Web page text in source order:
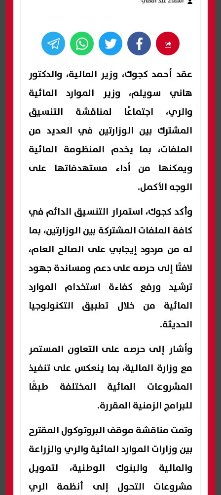
عقد أحمد كجوك، وزير المالية، والدكتور
هاني سويلم، وزير الموارد المائية
والري، اجتماعًا لمناقشة التنسيق
المشترك بين الوزارتين في العديد من
الملفات، بما يخدم المنظومة المائية
ويمكنها من أداء مستهدفاتها على
الوجه الأكمل.
وأكد كجوك، استمرار التنسيق الدائم في
كافة الملفات المشتركة بين الوزارتين، بما
له من مردود إيجابي على الصالح العام،
لافتًا إلى حرصه على دعم ومساندة جهود
ترشيد ورفع كفاءة استخدام الموارد
المائية من خلال تطبيق التكنولوجيا
الحديثة.
وأشار إلى حرصه على التعاون المستمر
مع وزارة المالية، بما ينعكس على تنفيذ
المشروعات المائية المختلفة طبقًا
للبرامج الزمنية المقررة.
وتمت مناقشة موقف البروتوكول المقترح
بين وزارات الموارد المائية والري والزراعة
والمالية والبنوك الوطنية، لتمويل
مشروعات التحول إلى أنظمة الري